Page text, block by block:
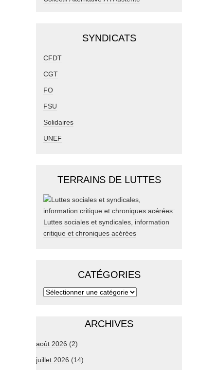
SYNDICATS
CFDT
CGT
FO
FSU
Solidaires
UNEF
TERRAINS DE LUTTES
Luttes sociales et syndicales, information
critique et chroniques acérées
CATÉGORIES
ARCHIVES
août 2026 (2)
juillet 2026 (14)